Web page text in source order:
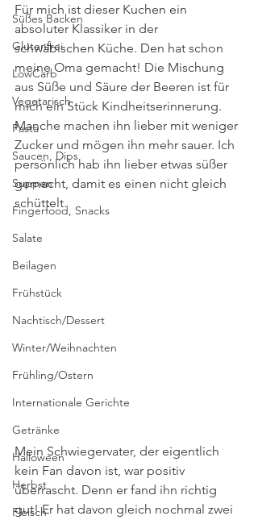
Süßes Backen
Glutenfrei
LowCarb
Vegetarisch
Pasta
Saucen, Dips
Suppen
Fingerfood, Snacks
Salate
Beilagen
Frühstück
Nachtisch/Dessert
Winter/Weihnachten
Frühling/Ostern
Internationale Gerichte
Getränke
Halloween
Herbst
Fleisch
Für mich ist dieser Kuchen ein
absoluter Klassiker in der
schwäbischen Küche. Den hat schon
meine Oma gemacht! Die Mischung
aus Süße und Säure der Beeren ist für
mich ein Stück Kindheitserinnerung.
Manche machen ihn lieber mit weniger
Zucker und mögen ihn mehr sauer. Ich
persönlich hab ihn lieber etwas süßer
gemacht, damit es einen nicht gleich
schüttelt.
Mein Schwiegervater, der eigentlich
kein Fan davon ist, war positiv
überrascht. Denn er fand ihn richtig
gut! Er hat davon gleich nochmal zwei